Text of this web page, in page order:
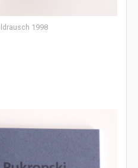
1998